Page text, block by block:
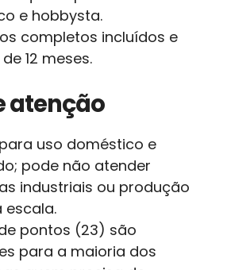
e hobbysta.
completos incluídos e
12 meses.
atenção
uso doméstico e
pode não atender
industriais ou produção
escala.
pontos (23) são
para a maioria dos